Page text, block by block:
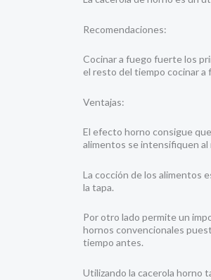
Recomendaciones:
Cocinar a fuego fuerte los
el resto del tiempo cocinar a
Ventajas:
El efecto horno consigue
alimentos se intensifiquen al
La cocción de los alimentos
la tapa.
Por otro lado permite un
hornos convencionales
tiempo antes.
Utilizando la cacerola horno